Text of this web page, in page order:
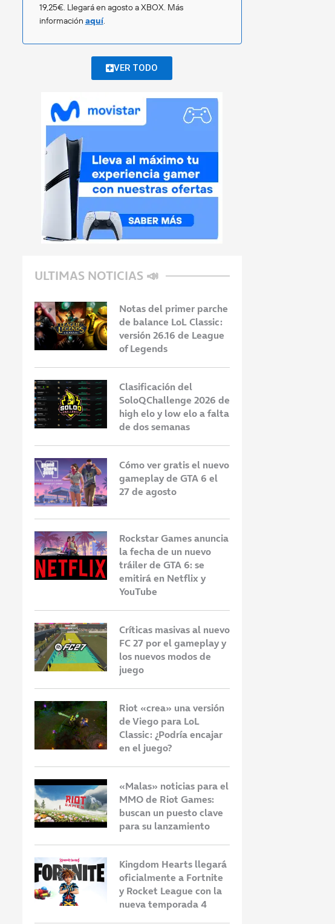
19,25€. Llegará en agosto a XBOX. Más
información aquí.
VER TODO
ULTIMAS NOTICIAS 📣
Notas del primer parche
de balance LoL Classic:
versión 26.16 de League
of Legends
Clasificación del
SoloQChallenge 2026 de
high elo y low elo a falta
de dos semanas
Cómo ver gratis el nuevo
gameplay de GTA 6 el
27 de agosto
Rockstar Games anuncia
la fecha de un nuevo
tráiler de GTA 6: se
emitirá en Netflix y
YouTube
Críticas masivas al nuevo
FC 27 por el gameplay y
los nuevos modos de
juego
Riot «crea» una versión
de Viego para LoL
Classic: ¿Podría encajar
en el juego?
«Malas» noticias para el
MMO de Riot Games:
buscan un puesto clave
para su lanzamiento
Kingdom Hearts llegará
oficialmente a Fortnite
y Rocket League con la
nueva temporada 4